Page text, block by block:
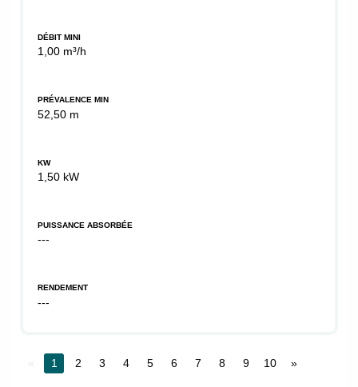
DÉBIT MINI
1,00 m³/h
PRÉVALENCE MIN
52,50 m
KW
1,50 kW
PUISSANCE ABSORBÉE
---
RENDEMENT
---
« 1 2 3 4 5 6 7 8 9 10 »